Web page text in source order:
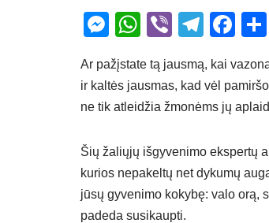
M
ss
e
g
er
W
at
s
p
p
Vi
er
T
e
gr
m
F
c
e
o
o
k
Ar pažįstate tą jausmą, kai
ir kaltės jausmas, kad vėl
ne tik atleidžia žmonėms jų
Šių žaliųjų išgyvenimo ekspertų
kurios nepakeltų net dykumų
jūsų gyvenimo kokybę: valo orą,
padeda susikaupti.